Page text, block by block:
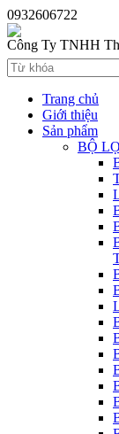
0932606722
Công Ty TNHH
Trang chủ
Giới thiệu
Sản phẩm
BỘ